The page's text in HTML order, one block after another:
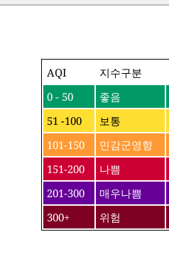
AQI 지수구분
0 - 50
좋음
51 -100
보통
101-150
민감군영향
151-200
나쁨
201-300
매우나쁨
300+
위험